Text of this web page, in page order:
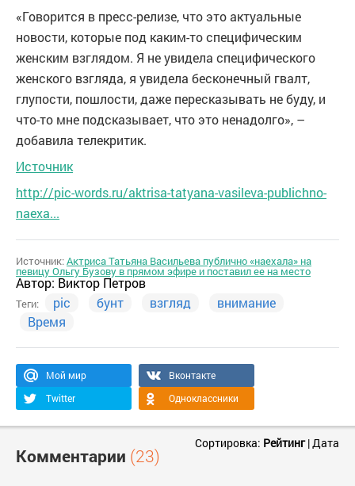
«Говорится в пресс-релизе, что это актуальные
новости, которые под каким-то специфическим
женским взглядом. Я не увидела специфического
женского взгляда, я увидела бесконечный гвалт,
глупости, пошлости, даже пересказывать не буду, и
что-то мне подсказывает, что это ненадолго», –
добавила телекритик.
Источник
http://pic-words.ru/aktrisa-tatyana-vasileva-publichno-
naexa...
Источник:Актриса Татьяна Васильева публично «наехала» на
певицу Ольгу Бузову в прямом эфире и поставил ее на место
Автор: Виктор Петров
Теги: pic бунт взгляд
внимание
Время
Мой мир
Вконтакте
Twitter
Одноклассники
Комментарии (23)
Сортировка: Рейтинг|Дата